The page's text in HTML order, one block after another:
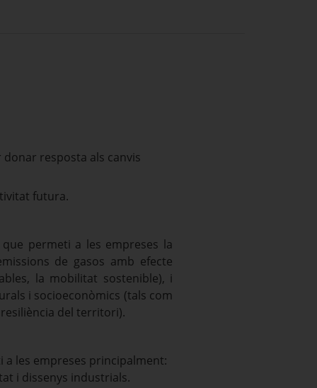
resposta als canvis
futura.
que permeti a les empreses la
de gasos amb efecte
la mobilitat sostenible), i
i socioeconòmics (tals com
resiliència del territori).
a les empreses principalment:
i dissenys industrials.